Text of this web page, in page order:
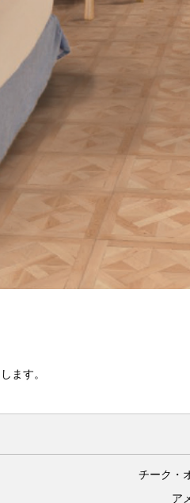
ます。
チーク・
ア